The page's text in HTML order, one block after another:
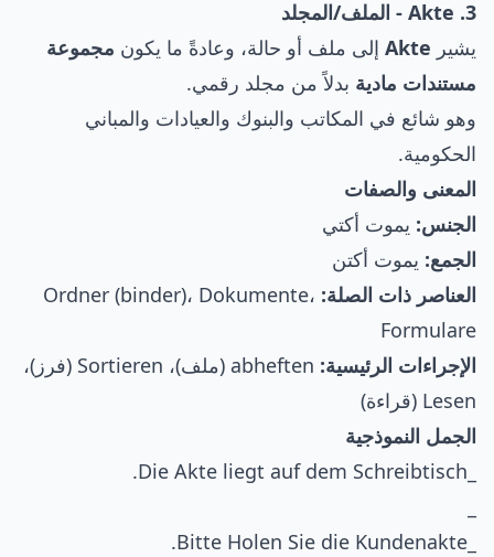
3. Akte - الملف/المجلد
يشير Akte إلى ملف أو حالة، وعادةً ما يكون مجموعة
مستندات مادية بدلاً من مجلد رقمي.
وهو شائع في المكاتب والبنوك والعيادات والمباني
الحكومية.
المعنى والصفات
الجنس: يموت أكتي
الجمع: يموت أكتن
العناصر ذات الصلة: Ordner (binder)، Dokumente،
Formulare
الإجراءات الرئيسية:
abheften (ملف)، Sortieren (فرز)،
Lesen (قراءة)
الجمل النموذجية